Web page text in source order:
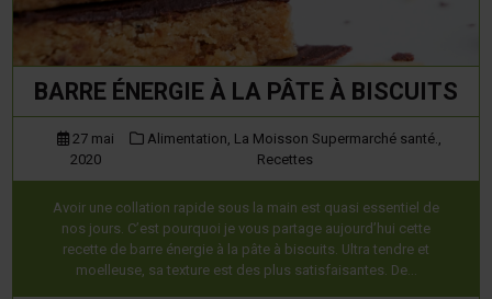
BARRE ÉNERGIE À LA PÂTE À BISCUITS
27 mai
2020
Alimentation, La Moisson Supermarché santé.,
Recettes
Avoir une collation rapide sous la main est quasi essentiel de
nos jours. C’est pourquoi je vous partage aujourd’hui cette
recette de barre énergie à la pâte à biscuits. Ultra tendre et
moelleuse, sa texture est des plus satisfaisantes. De…